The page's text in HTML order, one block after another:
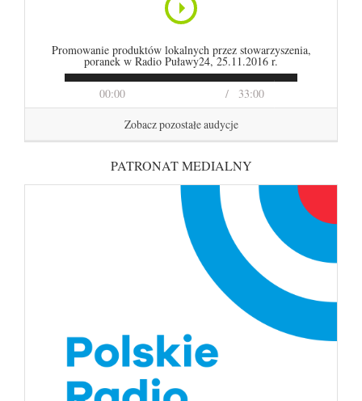
00:00 33:00
Promowanie produktów lokalnych przez stowarzyszenia,
poranek w Radio Puławy24, 25.11.2016 r.
Zobacz pozostałe audycje
PATRONAT MEDIALNY